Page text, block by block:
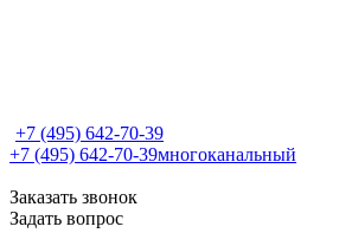
+7 (495) 642-70-39
+7 (495) 642-70-39многоканальный
Заказать звонок
Задать вопрос